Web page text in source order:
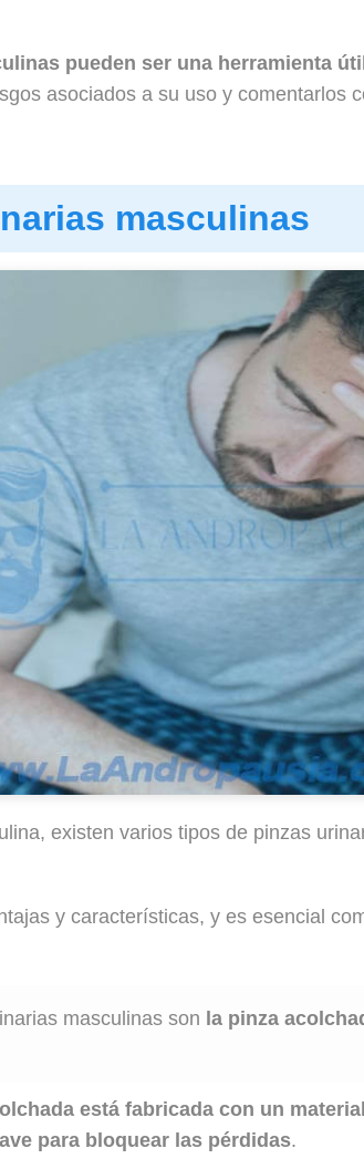
pueden ser una herramienta
asociados a su uso y comentarlos
masculinas
existen varios tipos de pinzas
y características, y es esencial
masculinas son la pinza
está fabricada con un
para bloquear las pérdidas.